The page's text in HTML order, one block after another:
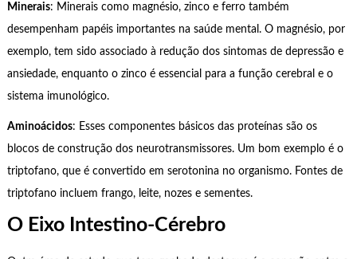
Minerais: Minerais como magnésio, zinco e ferro também
desempenham papéis importantes na saúde mental. O magnésio, por
exemplo, tem sido associado à redução dos sintomas de depressão e
ansiedade, enquanto o zinco é essencial para a função cerebral e o
sistema imunológico.
Aminoácidos: Esses componentes básicos das proteínas são os
blocos de construção dos neurotransmissores. Um bom exemplo é o
triptofano, que é convertido em serotonina no organismo. Fontes de
triptofano incluem frango, leite, nozes e sementes.
O Eixo Intestino-Cérebro